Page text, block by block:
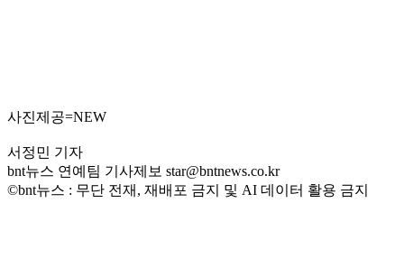
사진제공=NEW
서정민 기자
bnt뉴스 연예팀 기사제보 star@bntnews.co.kr
©bnt뉴스 : 무단 전재, 재배포 금지 및 AI 데이터 활용 금지